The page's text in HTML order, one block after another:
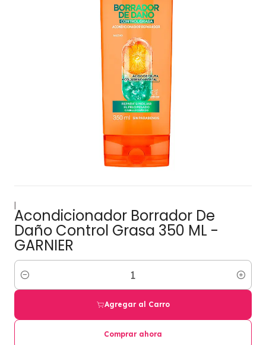
|
Acondicionador Borrador De
Daño Control Grasa 350 ML -
GARNIER
Cantidad
Agregar al Carro
Comprar ahora